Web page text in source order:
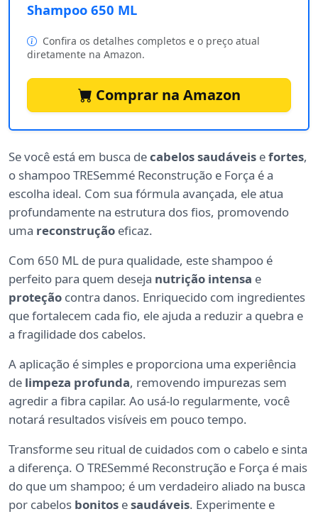
Shampoo 650 ML
Confira os detalhes completos e o preço atual
diretamente na Amazon.
Comprar na Amazon
Se você está em busca decabelos saudáveis efortes,
o shampoo TRESemmé Reconstrução e Força é a
escolha ideal. Com sua fórmula avançada, ele atua
profundamente na estrutura dos fios, promovendo
uma reconstrução eficaz.
Com 650 ML de pura qualidade, este shampoo é
perfeito para quem deseja nutrição intensa e
proteção contra danos. Enriquecido com ingredientes
que fortalecem cada fio, ele ajuda a reduzir a quebra e
a fragilidade dos cabelos.
A aplicação é simples e proporciona uma experiência
de limpeza profunda, removendo impurezas sem
agredir a fibra capilar. Ao usá-lo regularmente, você
notará resultados visíveis em pouco tempo.
Transforme seu ritual de cuidados com o cabelo e sinta
a diferença. O TRESemmé Reconstrução e Força é mais
do que um shampoo; é um verdadeiro aliado na busca
por cabelos bonitos esaudáveis. Experimente e